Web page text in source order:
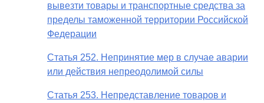
вывезти товары и транспортные средства за
пределы таможенной территории Российской
Федерации
Статья 252. Непринятие мер в случае аварии
или действия непреодолимой силы
Статья 253. Непредставление товаров и